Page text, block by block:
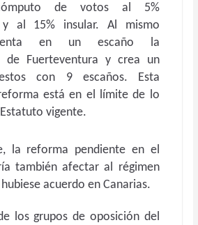
de votos al 5%
y al 15% insular. Al mismo
en un escaño la
de Fuerteventura y crea un
con 9 escaños. Esta
está en el límite de lo
vigente.
la reforma pendiente en el
también afectar al régimen
acuerdo en Canarias.
los grupos de oposición del